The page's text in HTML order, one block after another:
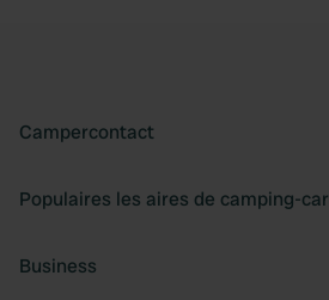
Campercontact
Populaires les aires de camping-car
Business